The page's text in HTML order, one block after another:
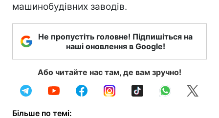
машинобудівних заводів.
Не пропустіть головне! Підпишіться на
наші оновлення в Google!
Або читайте нас там, де вам зручно!
Більше по темі: